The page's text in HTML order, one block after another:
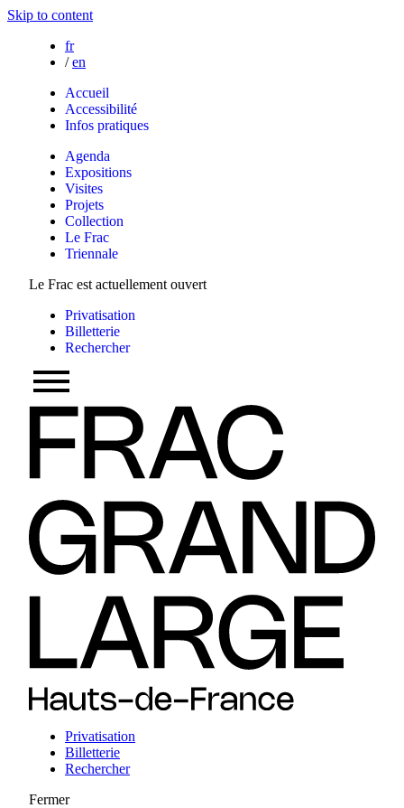
Skip to content
fr
/ en
Accueil
Accessibilité
Infos pratiques
Agenda
Expositions
Visites
Projets
Collection
Le Frac
Triennale
Le Frac est actuellement ouvert
Privatisation
Billetterie
Rechercher
Privatisation
Billetterie
Rechercher
Fermer